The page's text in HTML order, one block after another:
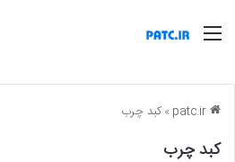
منو
»کبد چرب
کبد چرب